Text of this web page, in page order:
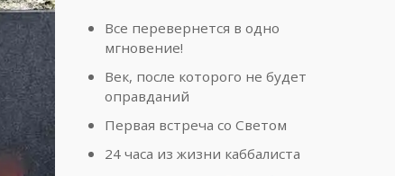
Все перевернется в одно
мгновение!
Век, после которого не будет
оправданий
Первая встреча со Светом
24 часа из жизни каббалиста